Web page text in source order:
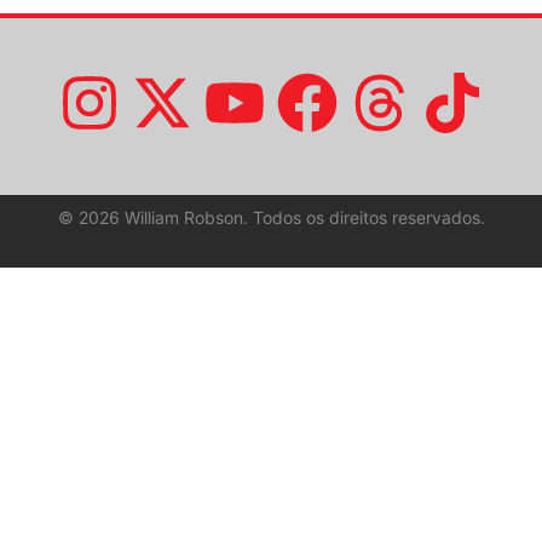
© 2026 William Robson. Todos os direitos reservados.